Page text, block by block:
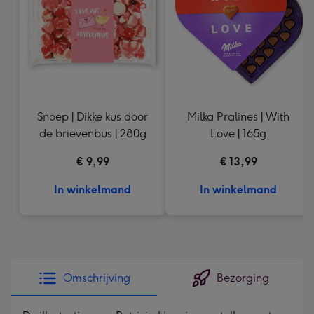
240
mm
Snoep | Dikke kus door
de brievenbus | 280g
€ 9,99
In winkelmand
Milka Pralines | With
Love | 165g
€ 13,99
In winkelmand
Omschrijving Bezorging